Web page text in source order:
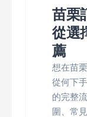
苗栗
從選
薦
想在苗
從何下
的完整
圍、常